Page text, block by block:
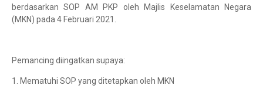
berdasarkan SOP AM PKP oleh Majlis Keselamatan Negara
(MKN) pada 4 Februari 2021.
Pemancing diingatkan supaya:
1. Mematuhi SOP yang ditetapkan oleh MKN